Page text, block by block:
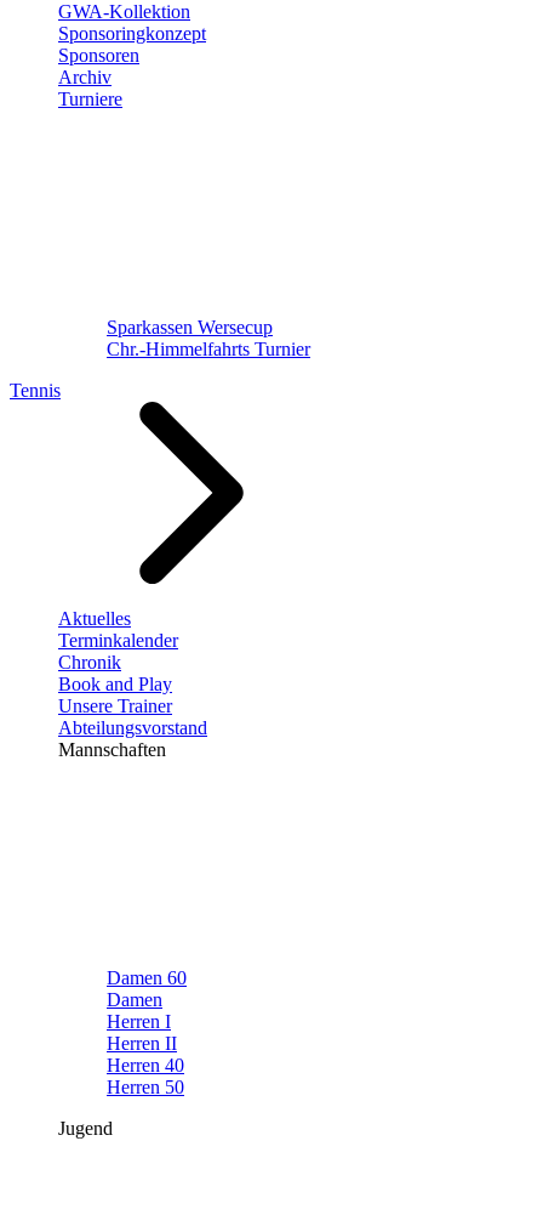
GWA-Kollektion
Sponsoringkonzept
Sponsoren
Archiv
Turniere
Sparkassen Wersecup
Chr.-Himmelfahrts Turnier
Tennis
Aktuelles
Terminkalender
Chronik
Book and Play
Unsere Trainer
Abteilungsvorstand
Mannschaften
Damen 60
Damen
Herren I
Herren II
Herren 40
Herren 50
Jugend